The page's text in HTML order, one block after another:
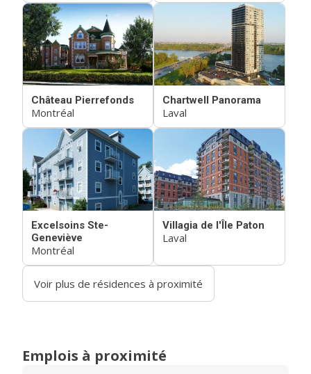
Château Pierrefonds
Montréal
Chartwell Panorama
Laval
Excelsoins Ste-
Geneviève
Montréal
Villagia de l'Île Paton
Laval
Voir plus de résidences à proximité
Emplois à proximité